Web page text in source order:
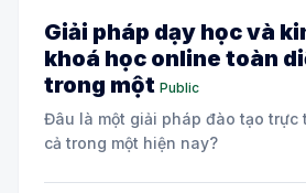
Giải pháp dạy học và
khoá học online toàn
trong một Public
Đâu là một giải pháp đào tạo trực
cả trong một hiện nay?